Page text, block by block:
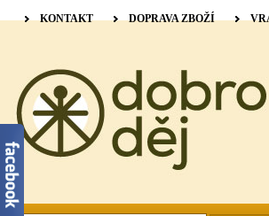
KONTAKT DOPRAVA ZBOŽÍ